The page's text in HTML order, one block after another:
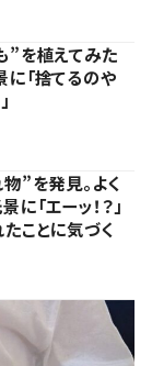
”を植えてみた
「捨てるのや
”を発見。よく
「エーッ！？」
たことに気づく